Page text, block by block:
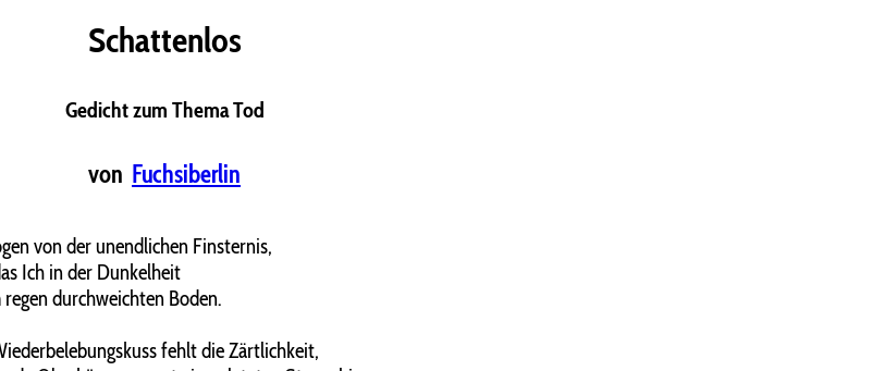
Schattenlos
Gedicht zum Thema Tod
von Fuchsiberlin
von der unendlichen Finsternis,
Ich in der Dunkelheit
durchweichten Boden.
fehlt die Zärtlichkeit,